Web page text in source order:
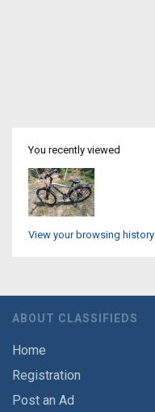
You recently viewed
View your browsing history
ABOUT CLASSIFIEDS
Home
Registration
Post an Ad